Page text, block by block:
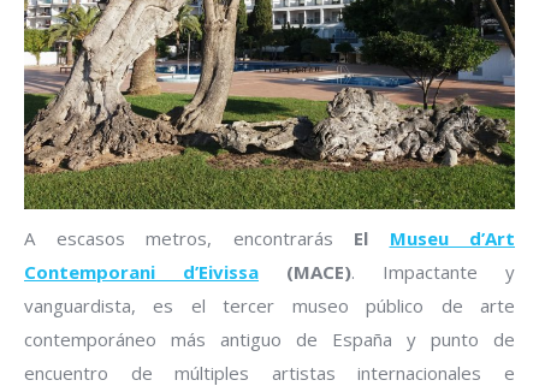
A escasos metros, encontrarás El Museu d’Art
Contemporani d’Eivissa (MACE). Impactante y
vanguardista, es el tercer museo público de arte
contemporáneo más antiguo de España y punto de
encuentro de múltiples artistas internacionales e